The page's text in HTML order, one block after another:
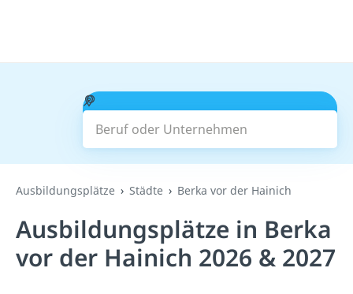
Beruf oder Unternehmen
Suchen
Ausbildungsplätze Städte Berka vor der Hainich
Ausbildungsplätze in Berka
vor der Hainich 2026 & 2027